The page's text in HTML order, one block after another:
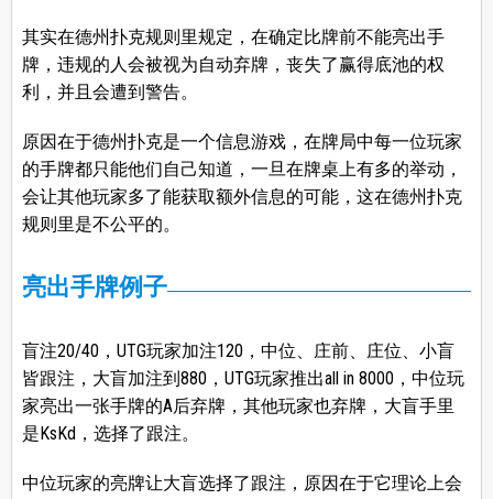
其实在德州扑克规则里规定，在确定比牌前不能亮出手
牌，违规的人会被视为自动弃牌，丧失了赢得底池的权
利，并且会遭到警告。
原因在于德州扑克是一个信息游戏，在牌局中每一位玩家
的手牌都只能他们自己知道，一旦在牌桌上有多的举动，
会让其他玩家多了能获取额外信息的可能，这在德州扑克
规则里是不公平的。
亮出手牌例子
盲注20/40，UTG玩家加注120，中位、庄前、庄位、小盲
皆跟注，大盲加注到880，UTG玩家推出all in 8000，中位玩
家亮出一张手牌的A后弃牌，其他玩家也弃牌，大盲手里
是KsKd，选择了跟注。
中位玩家的亮牌让大盲选择了跟注，原因在于它理论上会